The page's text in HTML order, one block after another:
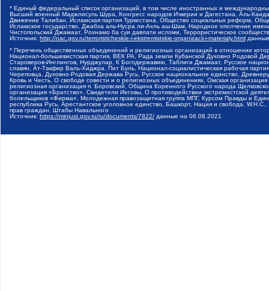
* Единый федеральный список организаций, в том числе иностранных и
Высший военный Маджлисуль Шура, Конгресс народов Ичкерии и Дагестана, Аль-
Движение Талибан, Исламская партия Туркестана, Общество социальных реформ,
Исламское государство, Джабха аль-Нусра ли-Ахль аш-Шам, Народное ополчение
Чистопольский Джамаат, Рохнамо ба суи давлати исломи, Террористическое
Источник: http://nac.gov.ru/terroristicheskie-i-ekstremistskie-organizacii-i-materialy.html
* Перечень общественных объединений и религиозных организаций в отношении
Национал-большевистская партия, ВЕК РА, Рада земли Кубанской Духовно Родовой
Староверов-Инглингов, Нурджулар, К Богодержавию, Таблиги Джамаат, Русское
славян, Ат-Такфир Валь-Хиджра, Пит Буль, Национал-социалистическая рабочая
Череповца, Духовно-Родовая Держава Русь, Русское национальное единство,
Кровь и Честь, О свободе совести и о религиозных объединениях, Омская
религиозная организация п. Боровский, Община Коренного Русского народа
организация «Братство», Свидетели Иеговы, О противодействии экстремистской
болельщиков «Фирма», Молодежная правозащитная группа МПГ, Курсом Правды и
республика Русь, Арестантское уголовное единство, Башкорт, Нация и свобода,
прав граждан, Штабы Навального
Источник: https://minjust.gov.ru/ru/documents/7822/ данные на 06.08.2021